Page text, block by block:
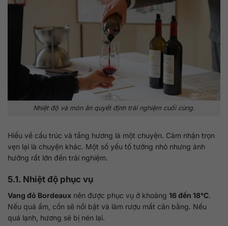
Nhiệt độ và món ăn quyết định trải nghiệm cuối cùng.
Hiểu về cấu trúc và tầng hương là một chuyện. Cảm nhận trọn
vẹn lại là chuyện khác. Một số yếu tố tưởng nhỏ nhưng ảnh
hưởng rất lớn đến trải nghiệm.
5.1. Nhiệt độ phục vụ
Vang đỏ Bordeaux nên được phục vụ ở khoảng 16 đến 18°C.
Nếu quá ấm, cồn sẽ nổi bật và làm rượu mất cân bằng. Nếu
quá lạnh, hương sẽ bị nén lại.